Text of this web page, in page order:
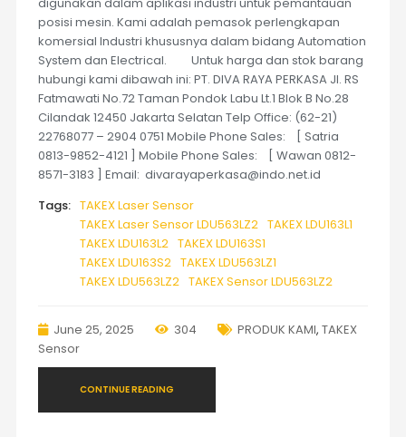
digunakan dalam aplikasi industri untuk pemantauan
posisi mesin. Kami adalah pemasok perlengkapan
komersial Industri khususnya dalam bidang Automation
System dan Electrical. Untuk harga dan stok barang
hubungi kami dibawah ini: PT. DIVA RAYA PERKASA Jl. RS
Fatmawati No.72 Taman Pondok Labu Lt.1 Blok B No.28
Cilandak 12450 Jakarta Selatan Telp Office: (62-21)
22768077 – 2904 0751 Mobile Phone Sales: [ Satria
0813-9852-4121 ] Mobile Phone Sales: [ Wawan 0812-
8571-3183 ] Email: divarayaperkasa@indo.net.id
Tags: TAKEX Laser Sensor
TAKEX Laser Sensor LDU563LZ2 TAKEX LDU163L1
TAKEX LDU163L2 TAKEX LDU163S1
TAKEX LDU163S2 TAKEX LDU563LZ1
TAKEX LDU563LZ2 TAKEX Sensor LDU563LZ2
June 25, 2025 304 PRODUK KAMI, TAKEX
Sensor
CONTINUE READING